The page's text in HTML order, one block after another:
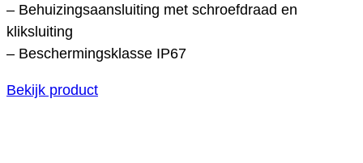
– Behuizingsaansluiting met schroefdraad en
kliksluiting
– Beschermingsklasse IP67
Bekijk product